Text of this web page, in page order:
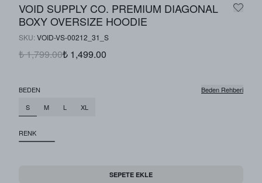
VOID SUPPLY CO. PREMIUM DIAGONAL
BOXY OVERSIZE HOODIE
SKU: VOID-VS-00212_31_S
₺ 1,799.00₺ 1,499.00
BEDEN
Beden Rehberi
S
M L XL
RENK
SEPETE EKLE